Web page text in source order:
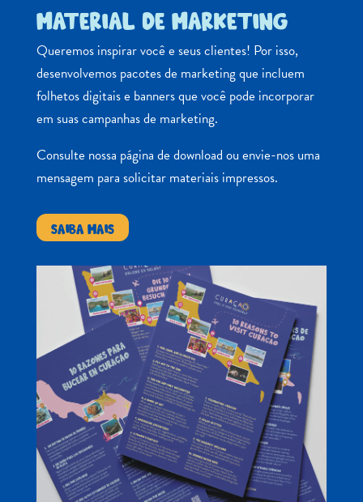
MATERIAL DE MARKETING
Queremos inspirar você e seus clientes! Por isso,
desenvolvemos pacotes de marketing que incluem
folhetos digitais e banners que você pode incorporar
em suas campanhas de marketing.
Consulte nossa página de download ou envie-nos uma
mensagem para solicitar materiais impressos.
SAIBA MAIS